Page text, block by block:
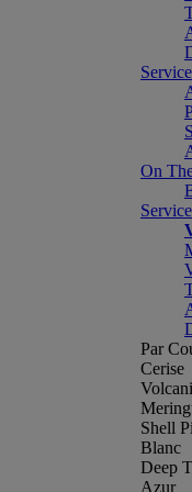
On
Par
Cerise
Shell
Blanc
Deep
Azur